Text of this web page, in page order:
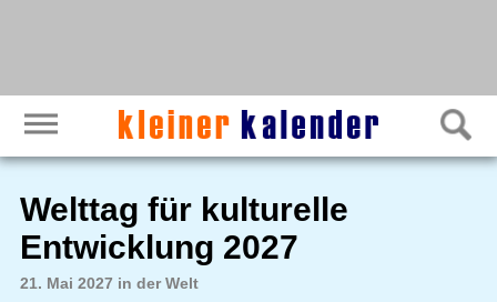
Welttag für kulturelle
Entwicklung 2027
21. Mai 2027 in der Welt